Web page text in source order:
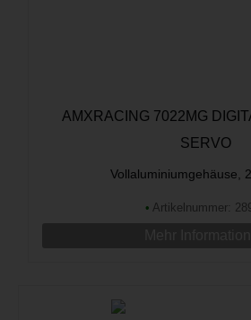
AMXRACING 7022MG
SERVO
Vollaluminiumgehäuse,
• Artikelnummer: